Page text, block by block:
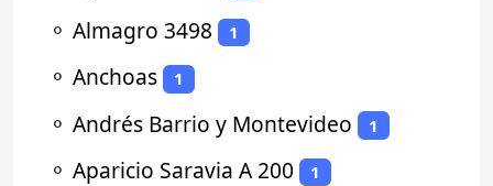
⚬ Almagro 3498 1
⚬ Anchoas 1
⚬ Andrés Barrio y Montevideo 1
⚬ Aparicio Saravia A 200 1